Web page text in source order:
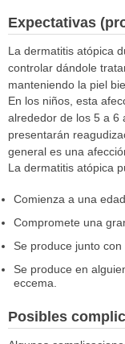
Expectativas
La dermatitis atópica
controlar dándole
manteniendo la piel
En los niños, esta
alrededor de los 5 a 6
presentarán
general es una
La dermatitis atópica
Comienza a una
Compromete una
Se produce junto
Se produce en
eccema.
Posibles